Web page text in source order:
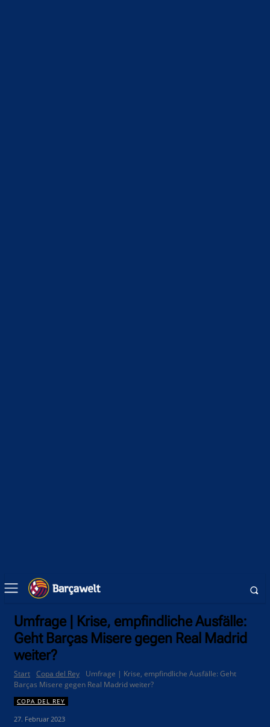
Umfrage | Krise, empfindliche Ausfälle:
Geht Barças Misere gegen Real Madrid
weiter?
Start Copa del Rey
Umfrage | Krise, empfindliche Ausfälle: Geht
Barças Misere gegen Real Madrid weiter?
COPA DEL REY
27. Februar 2023